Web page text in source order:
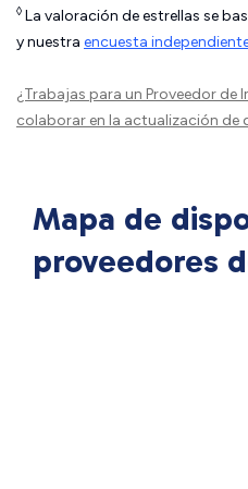
◊ La valoración de estrellas se
y nuestra encuesta
¿Trabajas para un Proveedor de
colaborar en la actualización de
Mapa de
proveedores